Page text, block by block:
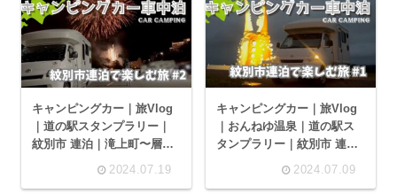
キャンピングカー｜旅Vlog
｜道の駅スタンプラリー｜
紋別市 連泊｜滝上町〜層雲
峡へ｜4泊5日後編｜AtoZ
2024.07.19
キャンピングカー｜旅Vlog
｜おんねゆ温泉｜道の駅ス
タンプラリー｜紋別市 連泊
｜カニ爪｜4泊5日前編｜
2024.07.09